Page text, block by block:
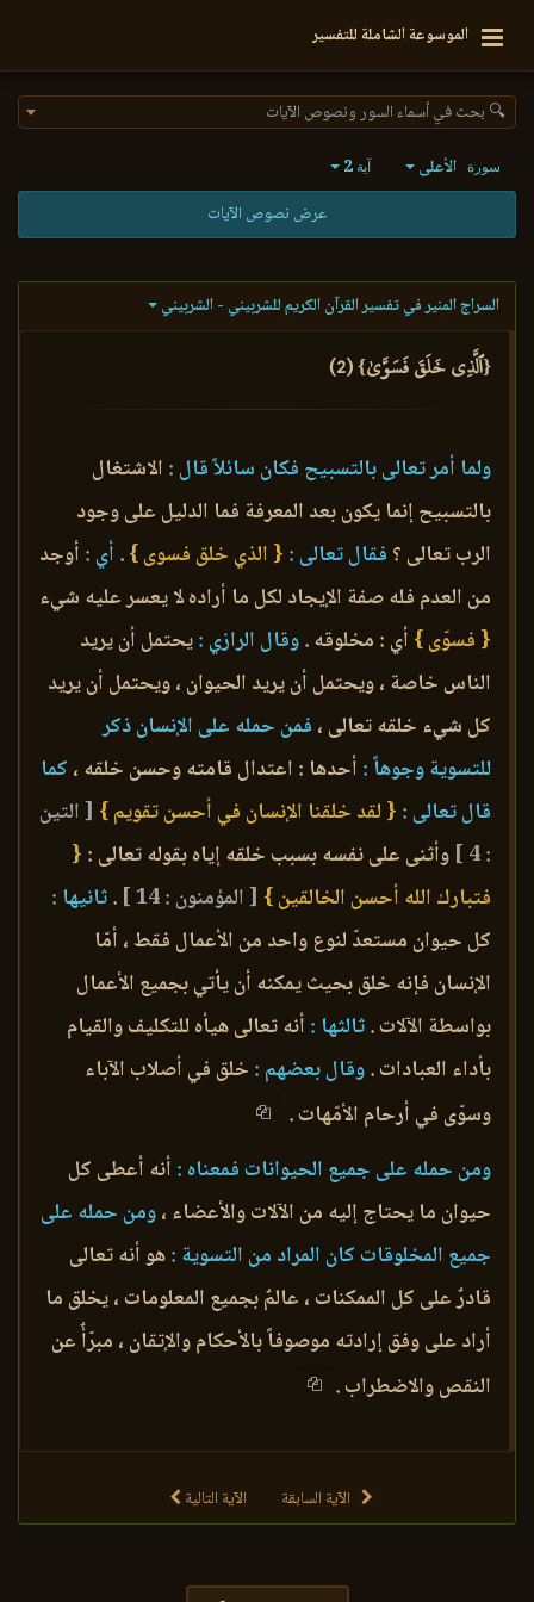
الموسوعة الشاملة للتفسير
🔍 بحث في أسماء السور ونصوص الآيات
سورة الأعلى آية 2
عرض نصوص الآيات
السراج المنير في تفسير القرآن الكريم للشربيني - الشربيني
{ٱلَّذِي خَلَقَ فَسَوَّىٰ} (2)
ولما أمر تعالى بالتسبيح فكان سائلاً قال : الاشتغال
بالتسبيح إنما يكون بعد المعرفة فما الدليل على وجود
الرب تعالى ؟ فقال تعالى : { الذي خلق فسوى }. أي : أوجد
من العدم فله صفة الإيجاد لكل ما أراده لا يعسر عليه شيء
{ فسوّى } أي : مخلوقه .وقال الرازي :يحتمل أن يريد
الناس خاصة ، ويحتمل أن يريد الحيوان ، ويحتمل أن يريد
كل شيء خلقه تعالى ، فمن حمله على الإنسان ذكر
للتسوية وجوهاً : أحدها : اعتدال قامته وحسن خلقه ، كما
قال تعالى : { لقد خلقنا الإنسان في أحسن تقويم } [ التين
: 4 ]
وأثنى على نفسه بسبب خلقه إياه بقوله تعالى : {
فتبارك الله أحسن الخالقين } [ المؤمنون : 14 ] .ثانيها :
كل حيوان مستعدّ لنوع واحد من الأعمال فقط ، أمّا
الإنسان فإنه خلق بحيث يمكنه أن يأتي بجميع الأعمال
بواسطة الآلات .ثالثها : أنه تعالى هيأه للتكليف والقيام
بأداء العبادات .وقال بعضهم : خلق في أصلاب الآباء
وسوّى في أرحام الأمّهات .
ومن حمله على جميع الحيوانات فمعناه : أنه أعطى كل
حيوان ما يحتاج إليه من الآلات والأعضاء ،ومن حمله على
جميع المخلوقات كان المراد من التسوية :هو أنه تعالى
قادرٌ على كل الممكنات ، عالمٌ بجميع المعلومات ، يخلق ما
أراد على وفق إرادته موصوفاً بالأحكام والإتقان ، مبرّأٌ عن
النقص والاضطراب .
الآية السابقة الآية التالية